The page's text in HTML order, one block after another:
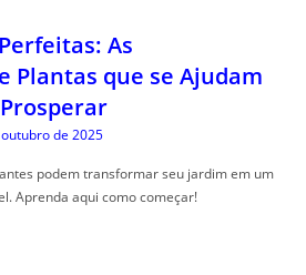
As
Plantas que se Ajudam
de 2025
podem transformar seu jardim em um
Aprenda aqui como começar!